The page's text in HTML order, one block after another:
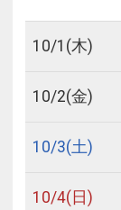
10/1 (木)
10/2(金)
10/3(土)
10/4(日)